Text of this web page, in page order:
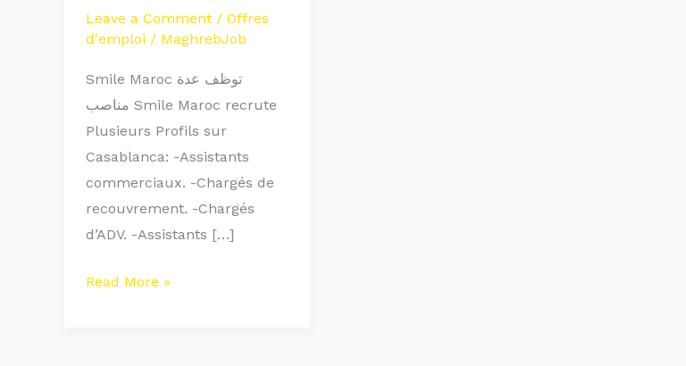
Leave a Comment / Offres
d'emploi / MaghrebJob
Smile Maroc توظف عدة
مناصب Smile Maroc recrute
Plusieurs Profils sur
Casablanca: -Assistants
commerciaux. -Chargés de
recouvrement. -Chargés
d’ADV. -Assistants […]
Read More »